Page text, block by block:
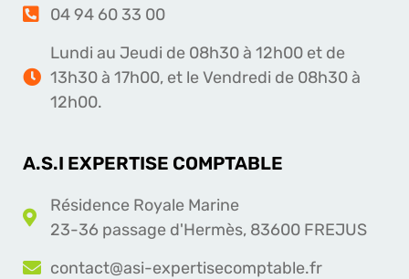
04 94 60 33 00
Lundi au Jeudi de 08h30 à 12h00 et de
13h30 à 17h00, et le Vendredi de 08h30 à
12h00.
A.S.I EXPERTISE COMPTABLE
Résidence Royale Marine
23-36 passage d'Hermès, 83600 FREJUS
contact@asi-expertisecomptable.fr